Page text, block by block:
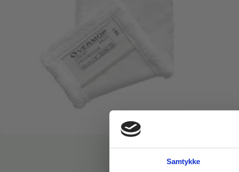
Samtykke